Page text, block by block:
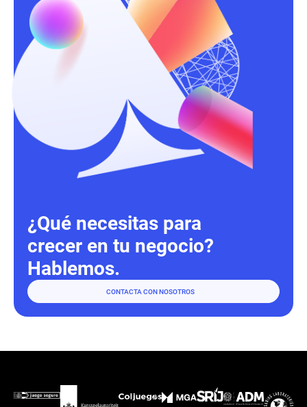
¿Qué necesitas para
crecer en tu negocio?
Hablemos.
CONTACTA CON NOSOTROS